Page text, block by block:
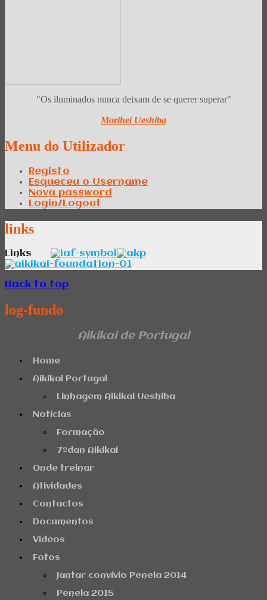
"Os iluminados nunca deixam de se querer superar"
Morihei Ueshiba
Menu do Utilizador
Registo
Esqueceu o Username
Nova password
Login/Logout
links
Links
Back to top
log-fundo
Aikikai de Portugal
Home
Aikikai Portugal
Linhagem Aikikai Ueshiba
Notícias
Formação
7ºdan Aikikai
Onde treinar
Atividades
Contactos
Documentos
Videos
Fotos
Jantar convívio Penela 2014
Penela 2015